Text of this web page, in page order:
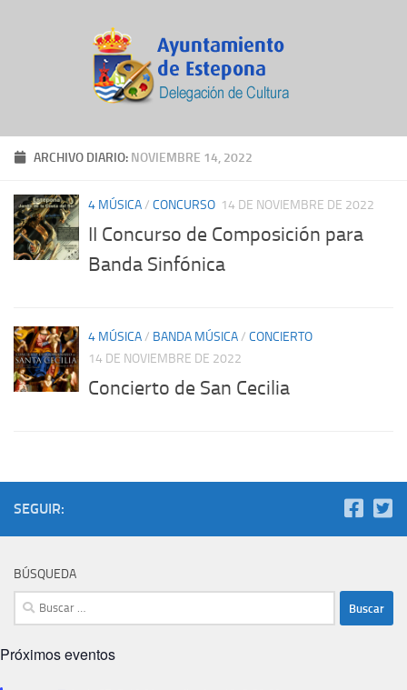
ARCHIVO DIARIO: NOVIEMBRE 14, 2022
4 MÚSICA/ CONCURSO 14 DE NOVIEMBRE DE 2022
II Concurso de Composición para
Banda Sinfónica
4 MÚSICA/ BANDA MÚSICA/ CONCIERTO
14 DE NOVIEMBRE DE 2022
Concierto de San Cecilia
SEGUIR:
BÚSQUEDA
Buscar:
Próximos eventos